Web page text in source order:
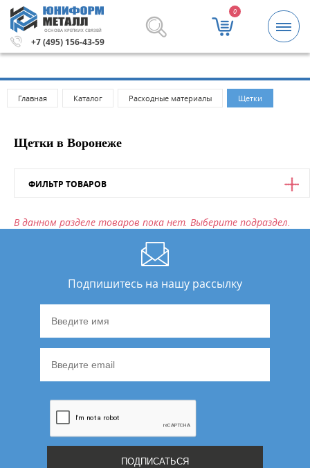
ОСНОВА КРЕПКИХ СВЯЗЕЙ
+7 (495) 156-43-59
0
заказа 5000 рублей. Метизы и крепежные
Главная Каталог Расходные материалы Щетки
Щетки в Воронеже
ФИЛЬТР ТОВАРОВ
Не нашли ничего подходящего?
В данном разделе товаров пока нет. Выберите подраздел.
Подпишитесь на нашу рассылку